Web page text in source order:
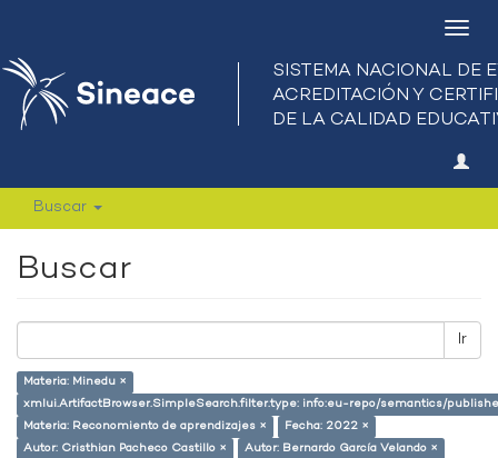
Buscar
Buscar
Ir
Materia: Minedu ×
xmlui.ArtifactBrowser.SimpleSearch.filter.type: info:eu-repo/semantics/
Materia: Reconomiento de aprendizajes ×
Fecha: 2022 ×
Autor: Cristhian Pacheco Castillo ×
Autor: Bernardo García Velando ×